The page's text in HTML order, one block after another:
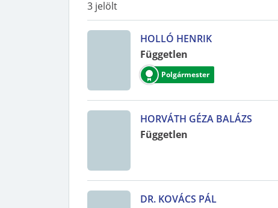
3 jelölt
HOLLÓ HENRIK
Független
Polgármester
HORVÁTH GÉZA BALÁZS
Független
DR. KOVÁCS PÁL